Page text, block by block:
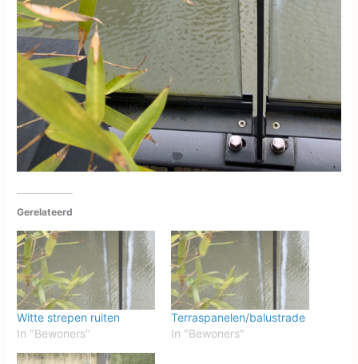
Gerelateerd
Witte strepen ruiten
In "Bewoners"
Terraspanelen/balustrade
In "Bewoners"